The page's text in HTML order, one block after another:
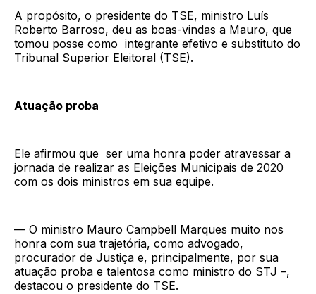
A propósito, o presidente do TSE, ministro Luís
Roberto Barroso, deu as boas-vindas a Mauro, que
tomou posse como integrante efetivo e substituto do
Tribunal Superior Eleitoral (TSE).
Atuação proba
Ele afirmou que ser uma honra poder atravessar a
jornada de realizar as Eleições Municipais de 2020
com os dois ministros em sua equipe.
— O ministro Mauro Campbell Marques muito nos
honra com sua trajetória, como advogado,
procurador de Justiça e, principalmente, por sua
atuação proba e talentosa como ministro do STJ –,
destacou o presidente do TSE.